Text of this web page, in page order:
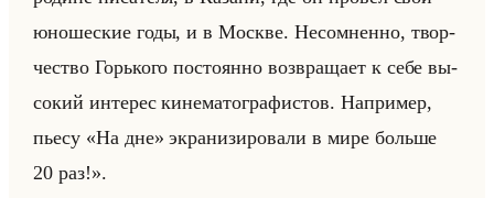
юно­ше­ские годы, и в Москве. Несо­мнен­но, твор­
че­ство Горько­го по­сто­ян­но воз­вра­ща­ет к себе вы­
со­кий ин­те­рес ки­не­ма­то­гра­фи­стов. На­при­мер,
пьесу «На дне» экра­ни­зи­ро­ва­ли в мире больше
20 раз!».